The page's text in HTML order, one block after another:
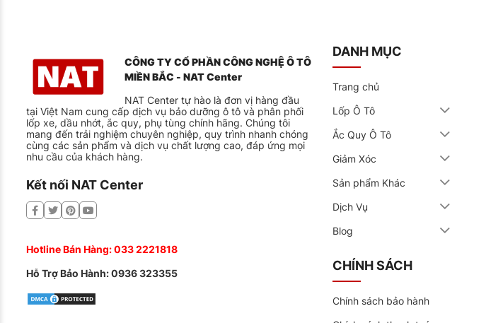
CÔNG TY CỔ PHẦN CÔNG NGHỆ Ô TÔ
MIỀN BẮC - NAT Center
NAT Center tự hào là đơn vị hàng đầu
tại Việt Nam cung cấp dịch vụ bảo dưỡng ô tô và phân phối
lốp xe, dầu nhớt, ắc quy, phụ tùng chính hãng. Chúng tôi
mang đến trải nghiệm chuyên nghiệp, quy trình nhanh chóng
cùng các sản phẩm và dịch vụ chất lượng cao, đáp ứng mọi
nhu cầu của khách hàng.
Kết nối NAT Center
Hotline Bán Hàng:033 2221818
Hỗ Trợ Bảo Hành:0936 323355
DANH MỤC
Trang chủ
Lốp Ô Tô
Ắc Quy Ô Tô
Giảm Xóc
Sản phẩm Khác
Dịch Vụ
Blog
CHÍNH SÁCH
Chính sách bảo hành